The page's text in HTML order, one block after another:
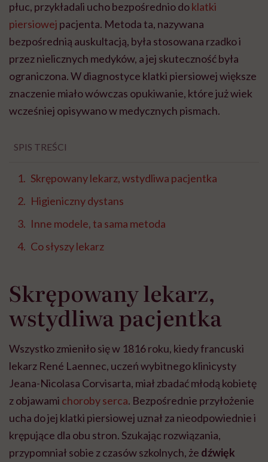
płuc, przykładali ucho bezpośrednio doklatki
piersiowej pacjenta. Metoda ta, nazywana
bezpośrednią auskultacją, była stosowana rzadko i
przez nielicznych medyków, a jej skuteczność była
ograniczona. W diagnostyce klatki piersiowej większe
znaczenie miało wówczas opukiwanie, które już wiek
wcześniej opisywano w medycznych pismach.
SPIS TREŚCI
Skrępowany lekarz, wstydliwa pacjentka
Higieniczny dystans
Inne modele, ta sama metoda
Co słyszy lekarz
Skrępowany lekarz,
wstydliwa pacjentka
Wszystko zmieniło się w 1816 roku, kiedy francuski
lekarz René Laennec, uczeń wybitnego klinicysty
Jeana-Nicolasa Corvisarta, miał zbadać młodą kobietę
z objawami choroby serca. Bezpośrednie przyłożenie
ucha do jej klatki piersiowej uznał za nieodpowiednie i
krępujące dla obu stron. Szukając rozwiązania,
przypomniał sobie z czasów szkolnych, że dźwięk